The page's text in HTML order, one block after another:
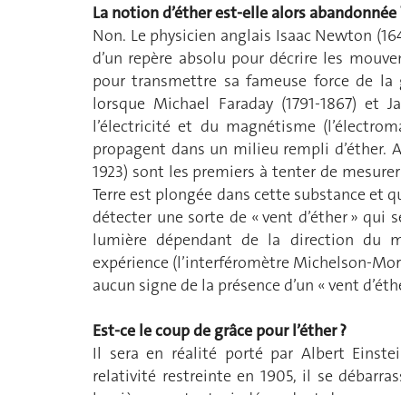
La notion d’éther est-elle alors abandonnée
Non. Le physicien anglais Isaac Newton
d’un repère absolu pour décrire les
pour transmettre sa fameuse force de
lorsque Michael Faraday (1791-1867) et
l’électricité et du magnétisme
propagent dans un milieu rempli d’éther.
1923) sont les premiers à tenter de
Terre est plongée dans cette substance et
détecter une sorte de « vent d’éther »
lumière dépendant de la direction du
expérience (l’interféromètre Michelson-
aucun signe de la présence d’un « vent
Est-ce le coup de grâce pour l’éther ?
Il sera en réalité porté par Albert
relativité restreinte en 1905, il se